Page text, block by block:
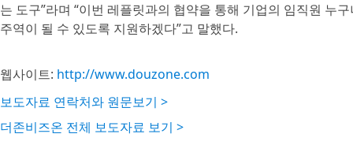
는 도구”라며 “이번 레플릿과의 협약을 통해 기업의 임직원 누
주역이 될 수 있도록 지원하겠다”고 말했다.
웹사이트: http://www.douzone.com
보도자료 연락처와 원문보기 >
더존비즈온 전체 보도자료 보기 >